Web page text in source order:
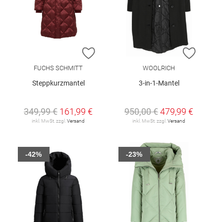
ZUR WUNSCHLISTE HINZUFÜGEN
FUCHS SCHMITT
Steppkurzmantel
349,99 € 161,99 €
inkl. MwSt. zzgl. Versand
ZUR
WOOLRICH
3-in-1-Mantel
950,00 €479,99 €
inkl. MwSt. zzgl. Versand
-42% -23%